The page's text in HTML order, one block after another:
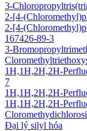
3-
2-[4-
2-[4-
167426-89-3
3-
1H,1H,2H,2H-
7
1H,1H,2H,2H-
1H,1H,2H,2H-
Đại lý silyl hóa